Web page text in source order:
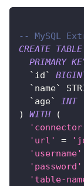
-- MySQL
CREATE TABLE
PRIMARY
` id`
` name`
` age`
INT
)
WITH
(
'url'
=
'username'
'password'
'table-